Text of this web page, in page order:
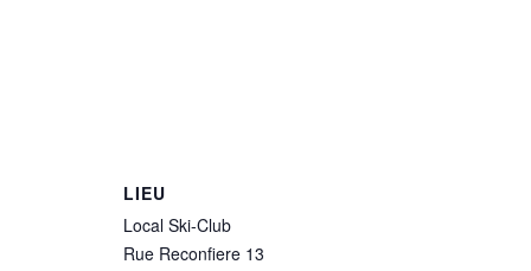
LIEU
Local Ski-Club
Rue Reconfiere 13